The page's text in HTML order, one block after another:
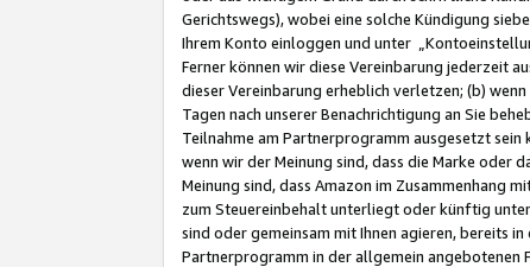
Gerichtswegs), wobei eine solche Kündigung
Ihrem Konto einloggen und unter
Ferner können wir diese Vereinbarung jederzeit
dieser Vereinbarung erheblich verletzen; (b)
Tagen nach unserer Benachrichtigung an Sie
Teilnahme am Partnerprogramm ausgesetzt
wenn wir der Meinung sind, dass die Marke oder
Meinung sind, dass Amazon im Zusammenhang
zum Steuereinbehalt unterliegt oder künftig
sind oder gemeinsam mit Ihnen agieren, bereits
Partnerprogramm in der allgemein angebotenen